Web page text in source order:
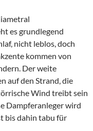
es grundlegend
nicht leblos, doch
kommen von
Der weite
auf den Strand, die
Wind treibt sein
Dampferanleger wird
bis dahin tabu für